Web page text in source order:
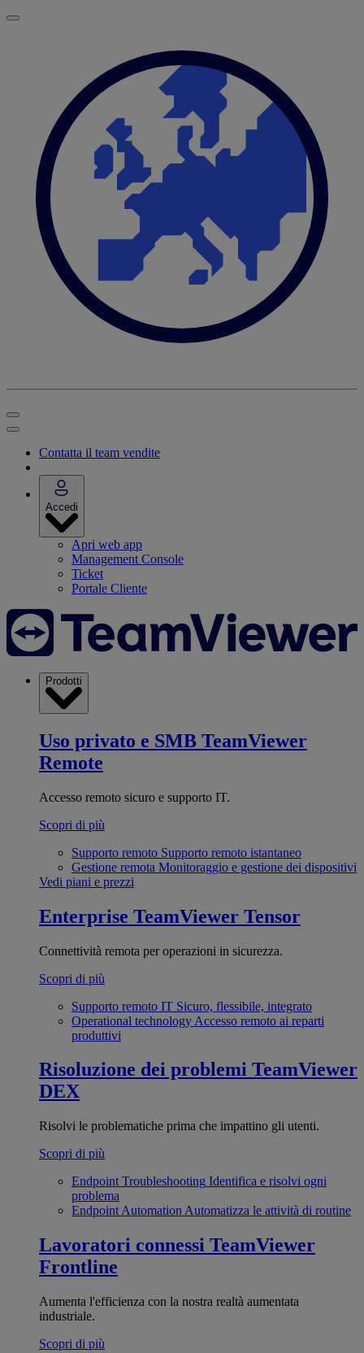
Contatta il team vendite
Accedi
Apri web app
Management Console
Ticket
Portale Cliente
Prodotti
Uso privato e SMB TeamViewer
Remote
Accesso remoto sicuro e supporto IT.
Scopri di più
Supporto remoto Supporto remoto istantaneo
Gestione remota Monitoraggio e gestione dei dispositivi
Vedi piani e prezzi
Enterprise TeamViewer Tensor
Connettività remota per operazioni in sicurezza.
Scopri di più
Supporto remoto IT Sicuro, flessibile, integrato
Operational technology Accesso remoto ai reparti
produttivi
Risoluzione dei problemi TeamViewer
DEX
Risolvi le problematiche prima che impattino gli utenti.
Scopri di più
Endpoint Troubleshooting Identifica e risolvi ogni
problema
Endpoint Automation Automatizza le attività di routine
Lavoratori connessi TeamViewer
Frontline
Aumenta l'efficienza con la nostra realtà aumentata
industriale.
Scopri di più